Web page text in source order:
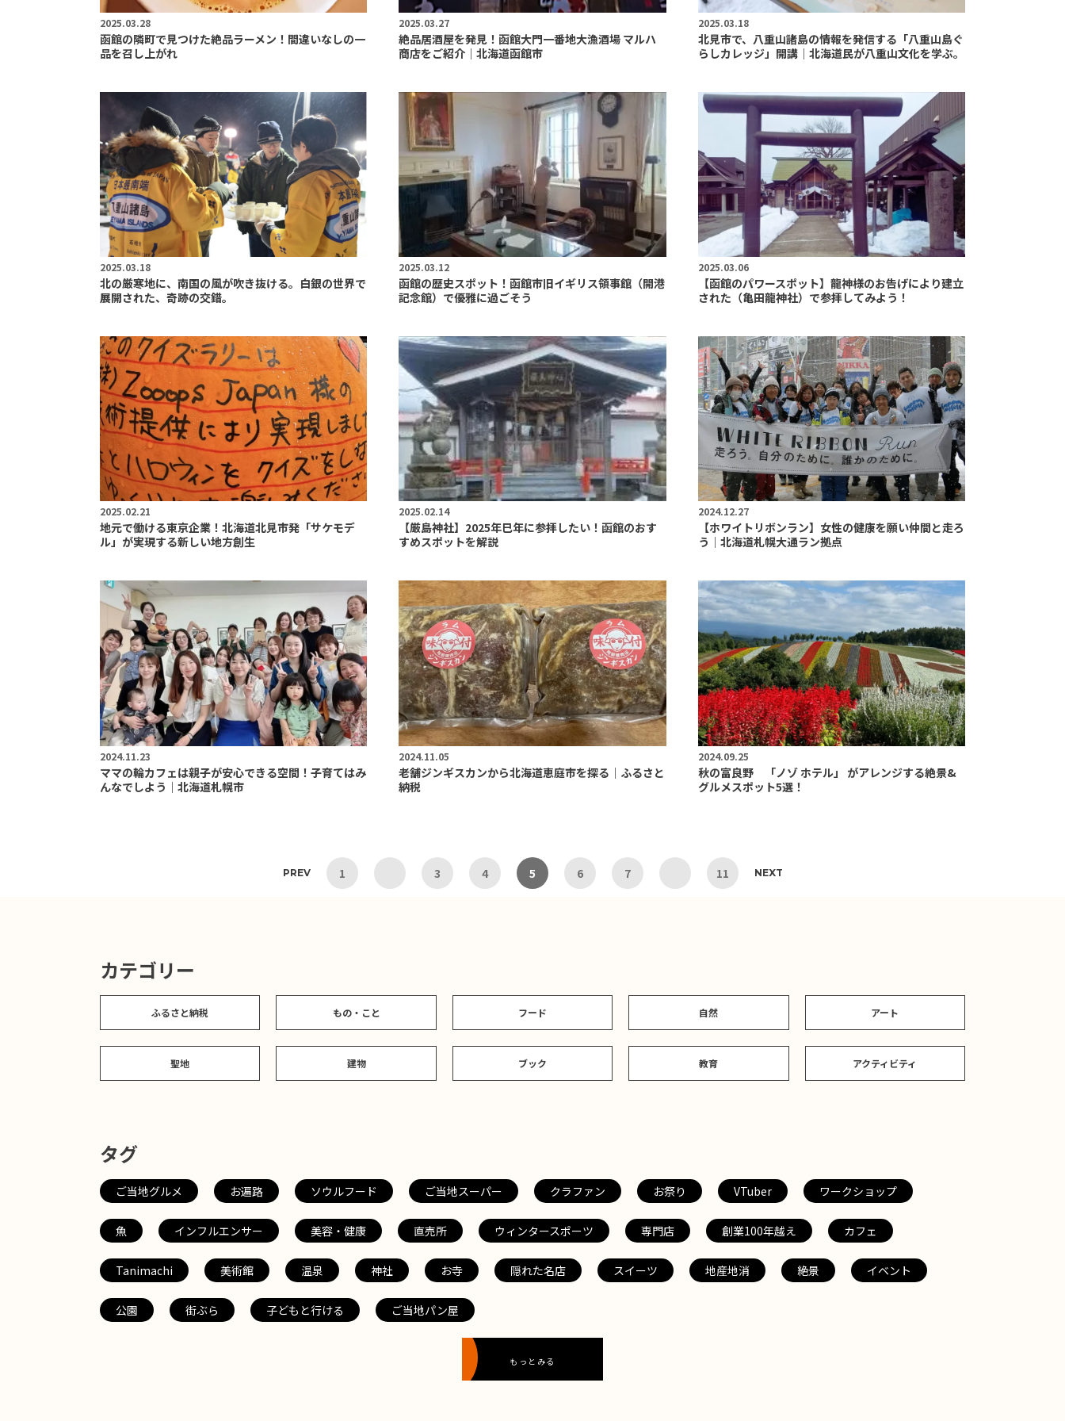
2025.03.28
函館の隣町で見つけた絶品ラーメン！間違いなしの一
品を召し上がれ
2025.03.27
絶品居酒屋を発見！函館大門一番地大漁酒場 マルハ
商店をご紹介｜北海道函館市
2025.03.18
北見市で、八重山諸島の情報を発信する「八重山島ぐ
らしカレッジ」開講｜北海道民が八重山文化を学ぶ。
2025.03.18
北の厳寒地に、南国の風が吹き抜ける。白銀の世界で
展開された、奇跡の交錯。
2025.03.12
函館の歴史スポット！函館市旧イギリス領事館（開港
記念館）で優雅に過ごそう
2025.03.06
【函館のパワースポット】龍神様のお告げにより建立
された（亀田龍神社）で参拝してみよう！
2025.02.21
地元で働ける東京企業！北海道北見市発「サケモデ
ル」が実現する新しい地方創生
2025.02.14
【厳島神社】2025年巳年に参拝したい！函館のおす
すめスポットを解説
2024.12.27
【ホワイトリボンラン】女性の健康を願い仲間と走ろ
う｜北海道札幌大通ラン拠点
2024.11.23
ママの輪カフェは親子が安心できる空間！子育てはみ
んなでしよう｜北海道札幌市
2024.11.05
老舗ジンギスカンから北海道恵庭市を探る｜ふるさと
納税
2024.09.25
秋の富良野 「ノゾ ホテル」 がアレンジする絶景&
グルメスポット5選！
PREV 1 3 4 5 6 7 11 NEXT
カテゴリー
ふるさと納税 もの・こと フード 自然 アート
聖地 建物 ブック 教育 アクティビティ
タグ
ご当地グルメ お遍路 ソウルフード ご当地スーパー クラファン お祭り VTuber ワークショップ
魚 インフルエンサー 美容・健康 直売所 ウィンタースポーツ 専門店 創業100年越え カフェ
Tanimachi 美術館 温泉 神社 お寺 隠れた名店 スイーツ 地産地消 絶景 イベント
公園 街ぶら 子どもと行ける ご当地パン屋
もっとみる